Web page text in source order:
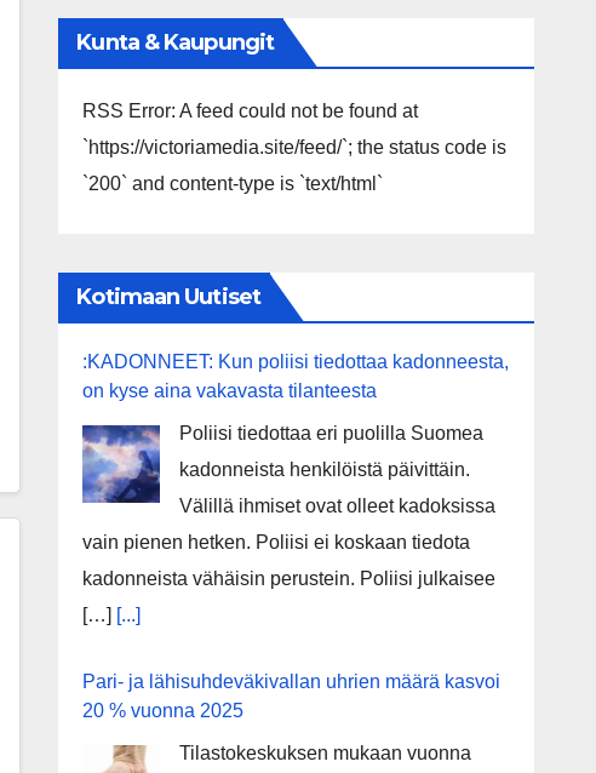
Kunta & Kaupungit
RSS Error: A feed could not be found at
`https://victoriamedia.site/feed/`; the status code is
`200` and content-type is `text/html`
Kotimaan Uutiset
:KADONNEET: Kun poliisi tiedottaa kadonneesta,
on kyse aina vakavasta tilanteesta
Poliisi tiedottaa eri puolilla Suomea
kadonneista henkilöistä päivittäin.
Välillä ihmiset ovat olleet kadoksissa
vain pienen hetken. Poliisi ei koskaan tiedota
kadonneista vähäisin perustein. Poliisi julkaisee
[…] [...]
Pari- ja lähisuhdeväkivallan uhrien määrä kasvoi
20 % vuonna 2025
Tilastokeskuksen mukaan vuonna